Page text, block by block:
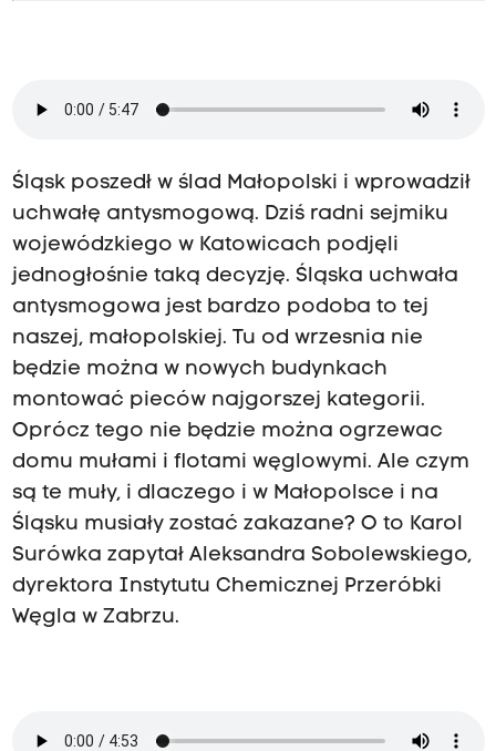
Śląsk poszedł w ślad Małopolski i wprowadził
uchwałę antysmogową. Dziś radni sejmiku
wojewódzkiego w Katowicach podjęli
jednogłośnie taką decyzję. Śląska uchwała
antysmogowa jest bardzo podoba to tej
naszej, małopolskiej. Tu od wrzesnia nie
będzie można w nowych budynkach
montować pieców najgorszej kategorii.
Oprócz tego nie będzie można ogrzewac
domu mułami i flotami węglowymi. Ale czym
są te muły, i dlaczego i w Małopolsce i na
Śląsku musiały zostać zakazane? O to Karol
Surówka zapytał Aleksandra Sobolewskiego,
dyrektora Instytutu Chemicznej Przeróbki
Węgla w Zabrzu.